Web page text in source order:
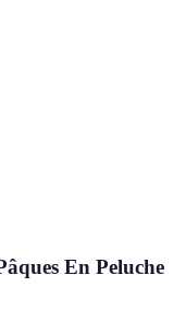
En Peluche